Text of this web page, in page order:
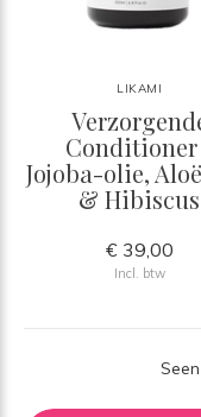
LIKAMI
Jojoba-olie,
& Hibiscus
€ 39,00
Incl. btw